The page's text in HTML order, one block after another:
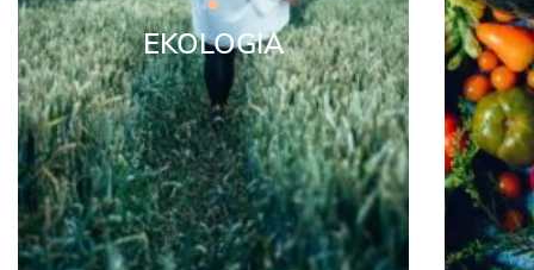
EKOLOGIA